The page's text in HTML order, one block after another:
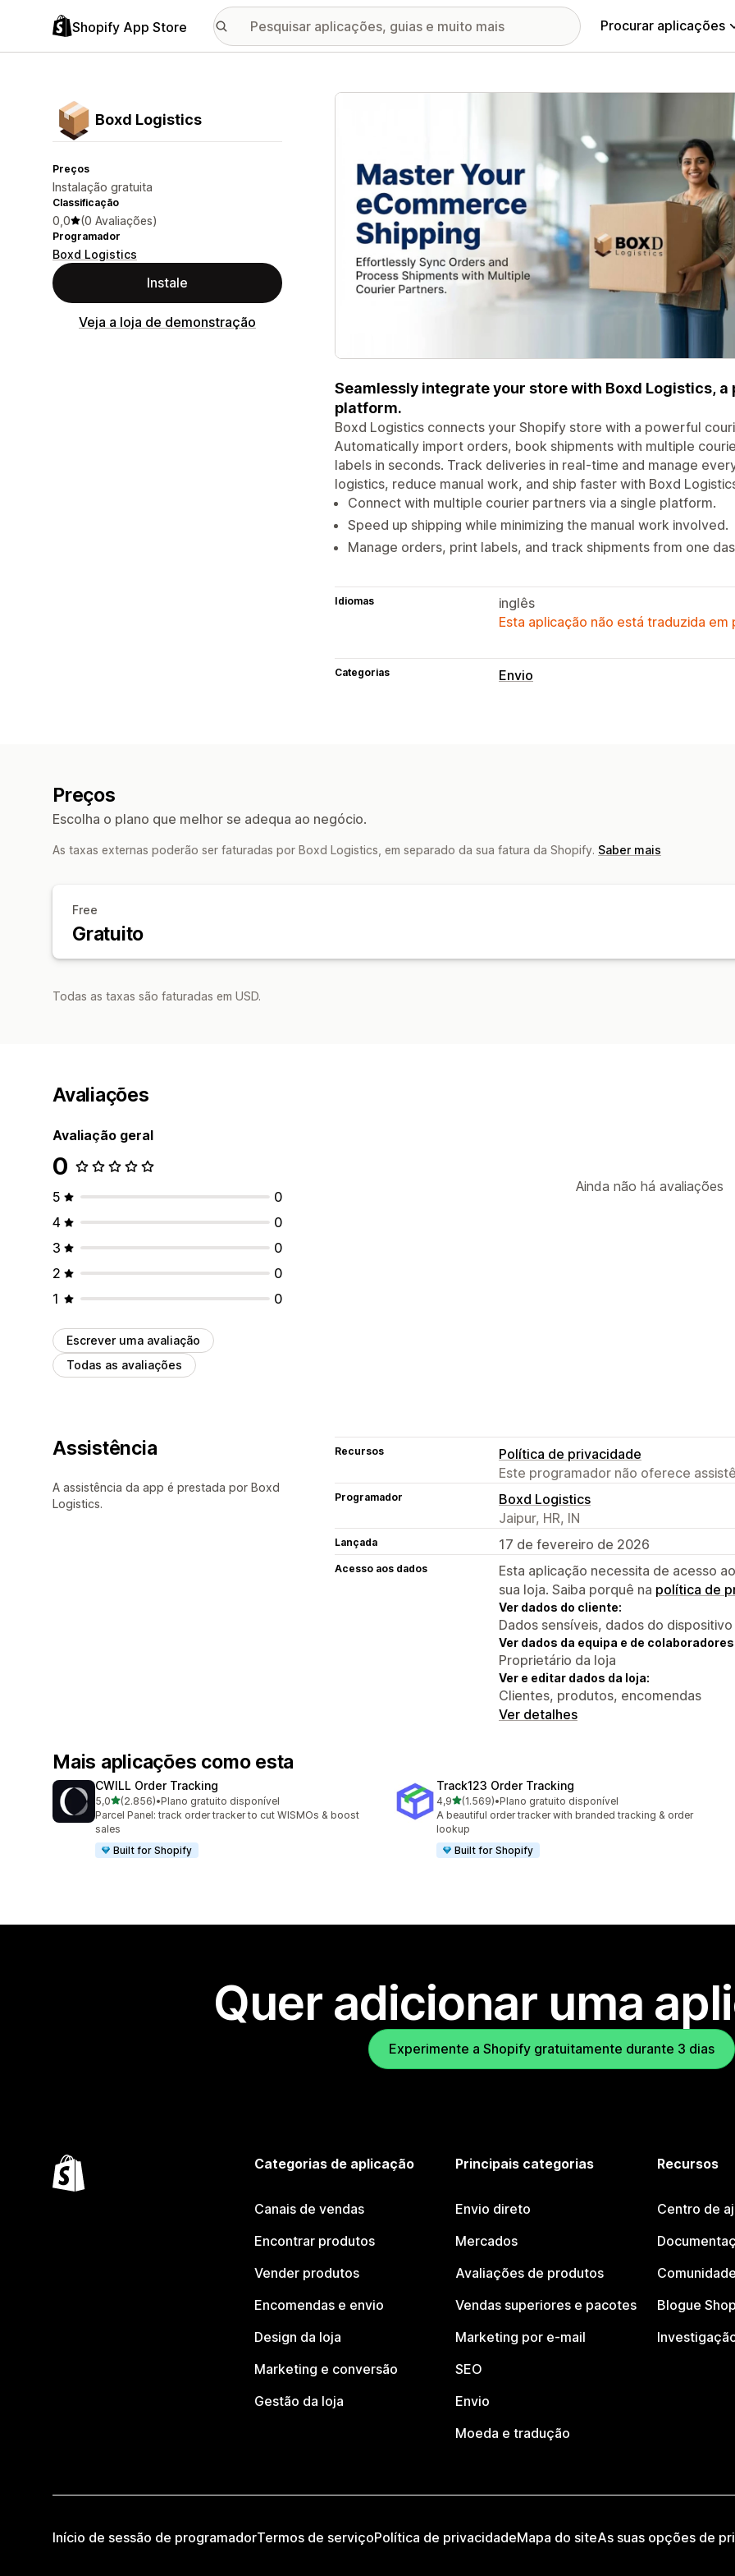
Shopify App Store Procurar aplicações
Boxd Logistics
Preços
Instalação gratuita
Classificação
0,0 (0 Avaliações)
Programador
Boxd Logistics
Instale
Veja a loja de demonstração
Galeria de imagens em destaque
Seamlessly integrate your store with Boxd Logistics,
platform.
Boxd Logistics connects your Shopify store with a powerful
Automatically import orders, book shipments with multiple
labels in seconds. Track deliveries in real-time and manage
logistics, reduce manual work, and ship faster with Boxd
Connect with multiple courier partners via a single platform.
Speed up shipping while minimizing the manual work involved.
Manage orders, print labels, and track shipments from one
Idiomas
inglês
Esta aplicação não está traduzida
Categorias Envio
Atualizações de encomendas
Preços
Escolha o plano que melhor se adequa ao negócio.
As taxas externas poderão ser faturadas por Boxd Logistics, em separado da sua fatura da Shopify. Saber mais
Free
Gratuito
Todas as taxas são faturadas em USD.
Avaliações
Avaliação geral
0
5
0
4
0
3
0
2
0
1
0
Escrever uma avaliação
Todas as avaliações
Ainda não há avaliações
Assistência
A assistência da app é prestada por Boxd
Logistics.
Recursos
Política de privacidade
Este programador não oferece
Programador
Boxd Logistics
Jaipur, HR, IN
Lançada 17 de fevereiro de 2026
Acesso aos dados
Esta aplicação necessita de acesso
sua loja. Saiba porquê na política de
Ver dados do cliente:
Dados sensíveis, dados do
Ver dados da equipa e de
Proprietário da loja
Ver e editar dados da loja:
Clientes, produtos, encomendas
Ver detalhes
Mais aplicações como esta
CWILL Order Tracking
5,0de 5 estrelas
(2.856)
2856 total de avaliações
•Plano gratuito disponível
Parcel Panel: track order tracker to cut WISMOs & boost
sales
Built for Shopify
Track123 Order Tracking
4,9de 5 estrelas
(1.569)
1569 total de avaliações
•Plano gratuito disponível
A beautiful order tracker with branded tracking & order
lookup
Built for Shopify
Quer adicionar uma
Experimente a Shopify gratuitamente durante 3 dias
Categorias de aplicação
Canais de vendas
Encontrar produtos
Vender produtos
Encomendas e envio
Design da loja
Marketing e conversão
Gestão da loja
Principais categorias
Envio direto
Mercados
Avaliações de produtos
Vendas superiores e pacotes
Marketing por e-mail
SEO
Envio
Moeda e tradução
Recursos
Centro de
Blogue
Início de sessão de programadorTermos de serviçoPolítica de privacidadeMapa do siteAs suas opções de